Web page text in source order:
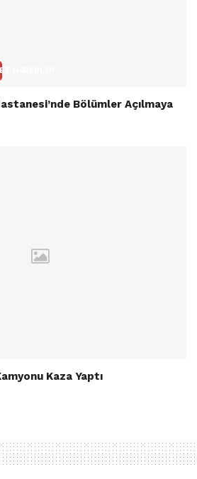
HABERLER
Bölümler Açılmaya
Kaza Yaptı